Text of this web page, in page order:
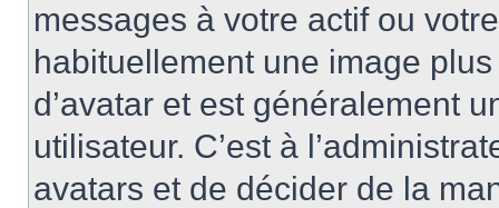
messages à votre actif ou
habituellement une image
d’avatar et est généralement
utilisateur. C’est à
avatars et de décider de la